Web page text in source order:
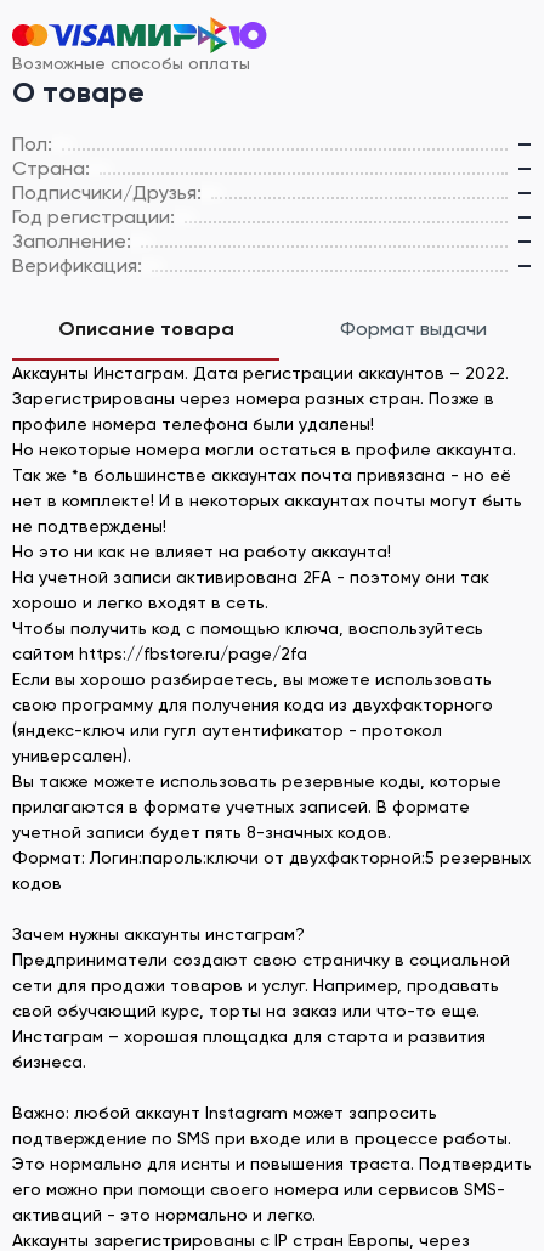
Возможные способы оплаты
О товаре
Пол:
—
Страна:
—
Подписчики/Друзья:
—
Год регистрации:
—
Заполнение:
—
Верификация:
—
Описание товара Формат выдачи
Аккаунты Инстаграм. Дата регистрации аккаунтов – 2022.
Зарегистрированы через номера разных стран. Позже в
профиле номера телефона были удалены!
Но некоторые номера могли остаться в профиле аккаунта.
Так же *в большинстве аккаунтах почта привязана - но её
нет в комплекте! И в некоторых аккаунтах почты могут быть
не подтверждены!
Но это ни как не влияет на работу аккаунта!
На учетной записи активирована 2FA - поэтому они так
хорошо и легко входят в сеть.
Чтобы получить код с помощью ключа, воспользуйтесь
сайтом https://fbstore.ru/page/2fa
Если вы хорошо разбираетесь, вы можете использовать
свою программу для получения кода из двухфакторного
(яндекс-ключ или гугл аутентификатор - протокол
универсален).
Вы также можете использовать резервные коды, которые
прилагаются в формате учетных записей. В формате
учетной записи будет пять 8-значных кодов.
Формат: Логин:пароль:ключи от двухфакторной:5 резервных
кодов
Зачем нужны аккаунты инстаграм?
Предприниматели создают свою страничку в социальной
сети для продажи товаров и услуг. Например, продавать
свой обучающий курс, торты на заказ или что-то еще.
Инстаграм – хорошая площадка для старта и развития
бизнеса.
Важно: любой аккаунт Instagram может запросить
подтверждение по SMS при входе или в процессе работы.
Это нормально для иснты и повышения траста. Подтвердить
его можно при помощи своего номера или сервисов SMS-
активаций - это нормально и легко.
Аккаунты зарегистрированы с IP стран Европы, через